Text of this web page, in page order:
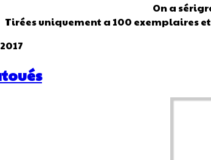
On a
Tirées uniquement a 100 exemplaires